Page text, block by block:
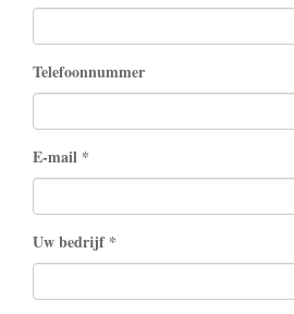
Telefoonnummer
E-mail
Uw bedrijf